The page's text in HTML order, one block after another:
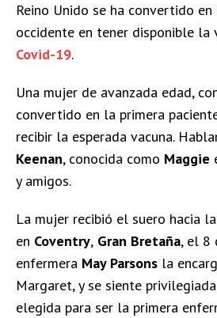
Reino Unido se ha convertido
occidente en tener disponible la
Covid-19.
Una mujer de avanzada edad,
convertido en la primera
recibir la esperada vacuna.
Keenan, conocida como Maggie
y amigos.
La mujer recibió el suero hacia
en Coventry, Gran Bretaña, el 8
enfermera May Parsons la
Margaret, y se siente
elegida para ser la primera